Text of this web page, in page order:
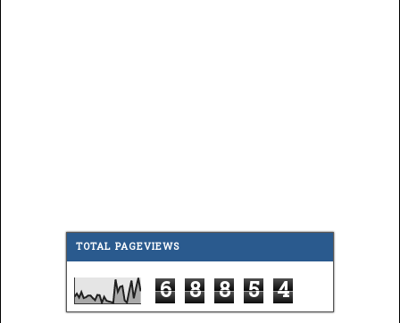
TOTAL PAGEVIEWS
6 8 8 5 4